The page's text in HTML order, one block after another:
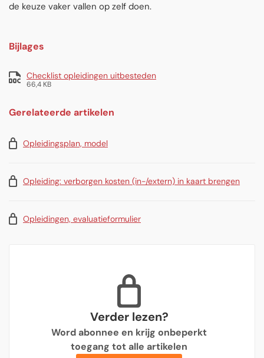
de keuze vaker vallen op zelf doen.
Bijlages
Checklist opleidingen uitbesteden
66,4 KB
Gerelateerde artikelen
Opleidingsplan, model
Opleiding: verborgen kosten (in-/extern) in kaart brengen
Opleidingen, evaluatieformulier
Verder lezen?
Word abonnee en krijg onbeperkt
toegang tot alle artikelen